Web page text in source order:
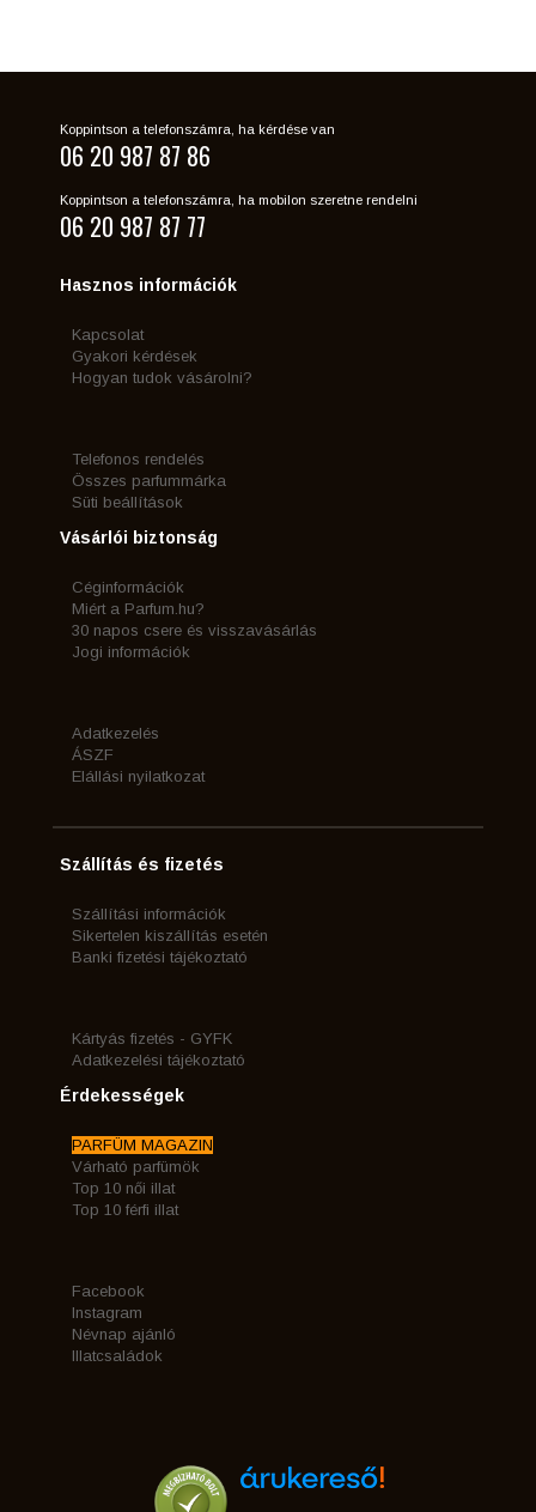
Koppintson a telefonszámra, ha kérdése van
06 20 987 87 86
Koppintson a telefonszámra, ha mobilon szeretne rendelni
06 20 987 87 77
Hasznos információk
Kapcsolat
Gyakori kérdések
Hogyan tudok vásárolni?
Telefonos rendelés
Összes parfummárka
Süti beállítások
Vásárlói biztonság
Céginformációk
Miért a Parfum.hu?
30 napos csere és visszavásárlás
Jogi információk
Adatkezelés
ÁSZF
Elállási nyilatkozat
Szállítás és fizetés
Szállítási információk
Sikertelen kiszállítás esetén
Banki fizetési tájékoztató
Kártyás fizetés - GYFK
Adatkezelési tájékoztató
Érdekességek
PARFÜM MAGAZIN
Várható parfümök
Top 10 női illat
Top 10 férfi illat
Facebook
Instagram
Névnap ajánló
Illatcsaládok